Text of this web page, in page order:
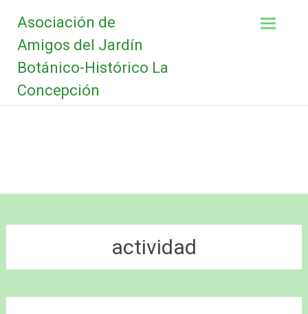
contenido
Asociación de
Amigos del Jardín
Botánico-Histórico La
Concepción
actividad